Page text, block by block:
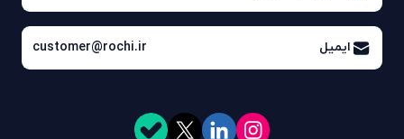
ایمیل customer@rochi.ir